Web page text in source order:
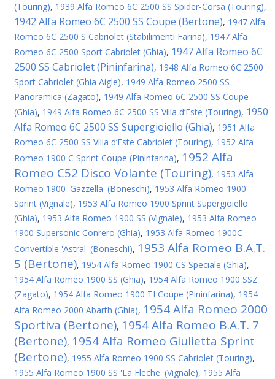
(Touring), 1939 Alfa Romeo 6C 2500 SS Spider-Corsa (Touring),
1942 Alfa Romeo 6C 2500 SS Coupe (Bertone), 1947 Alfa
Romeo 6C 2500 S Cabriolet (Stabilimenti Farina), 1947 Alfa
Romeo 6C 2500 Sport Cabriolet (Ghia), 1947 Alfa Romeo 6C
2500 SS Cabriolet (Pininfarina), 1948 Alfa Romeo 6C 2500
Sport Cabriolet (Ghia Aigle), 1949 Alfa Romeo 2500 SS
Panoramica (Zagato), 1949 Alfa Romeo 6C 2500 SS Coupe
(Ghia), 1949 Alfa Romeo 6C 2500 SS Villa d’Este (Touring), 1950
Alfa Romeo 6C 2500 SS Supergioiello (Ghia), 1951 Alfa
Romeo 6C 2500 SS Villa d’Este Cabriolet (Touring), 1952 Alfa
Romeo 1900 C Sprint Coupe (Pininfarina), 1952 Alfa
Romeo C52 Disco Volante (Touring), 1953 Alfa
Romeo 1900 'Gazzella' (Boneschi), 1953 Alfa Romeo 1900
Sprint (Vignale), 1953 Alfa Romeo 1900 Sprint Supergioiello
(Ghia), 1953 Alfa Romeo 1900 SS (Vignale), 1953 Alfa Romeo
1900 Supersonic Conrero (Ghia), 1953 Alfa Romeo 1900C
Convertible 'Astral' (Boneschi), 1953 Alfa Romeo B.A.T.
5 (Bertone), 1954 Alfa Romeo 1900 CS Speciale (Ghia),
1954 Alfa Romeo 1900 SS (Ghia), 1954 Alfa Romeo 1900 SSZ
(Zagato), 1954 Alfa Romeo 1900 TI Coupe (Pininfarina), 1954
Alfa Romeo 2000 Abarth (Ghia), 1954 Alfa Romeo 2000
Sportiva (Bertone), 1954 Alfa Romeo B.A.T. 7
(Bertone), 1954 Alfa Romeo Giulietta Sprint
(Bertone), 1955 Alfa Romeo 1900 SS Cabriolet (Touring),
1955 Alfa Romeo 1900 SS 'La Fleche' (Vignale), 1955 Alfa